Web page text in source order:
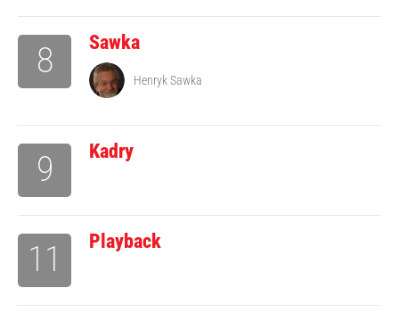
Sawka
8 Henryk Sawka
Kadry
9
Playback
11